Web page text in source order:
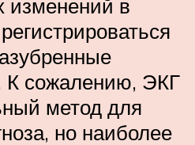
изменений в
К сожалению, ЭКГ
метод для
но наиболее